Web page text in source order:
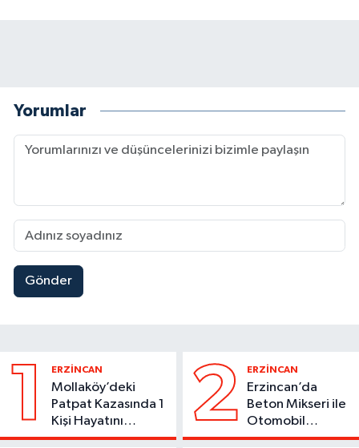
Yorumlar
Gönder
1 ERZİNCAN
Mollaköy’deki
Patpat Kazasında 1
Kişi Hayatını
Kaybetti
2 ERZİNCAN
Erzincan’da
Beton Mikseri ile
Otomobil
Çarpıştı